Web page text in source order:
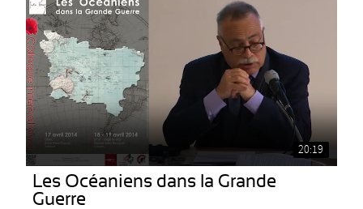
20:19
Les Océaniens dans la Grande
Guerre